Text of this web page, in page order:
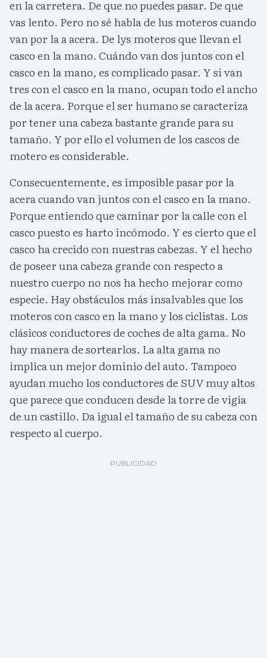
en la carretera. De que no puedes pasar. De que
vas lento. Pero no sé habla de lus moteros cuando
van por la a acera. De lys moteros que llevan el
casco en la mano. Cuándo van dos juntos con el
casco en la mano, es complicado pasar. Y si van
tres con el casco en la mano, ocupan todo el ancho
de la acera. Porque el ser humano se caracteriza
por tener una cabeza bastante grande para su
tamaño. Y por ello el volumen de los cascos de
motero es considerable.
Consecuentemente, es imposible pasar por la
acera cuando van juntos con el casco en la mano.
Porque entiendo que caminar por la calle con el
casco puesto es harto incómodo. Y es cierto que el
casco ha crecido con nuestras cabezas. Y el hecho
de poseer una cabeza grande con respecto a
nuestro cuerpo no nos ha hecho mejorar como
especie. Hay obstáculos más insalvables que los
moteros con casco en la mano y los ciclistas. Los
clásicos conductores de coches de alta gama. No
hay manera de sortearlos. La alta gama no
implica un mejor dominio del auto. Tampoco
ayudan mucho los conductores de SUV muy altos
que parece que conducen desde la torre de vigía
de un castillo. Da igual el tamaño de su cabeza con
respecto al cuerpo.